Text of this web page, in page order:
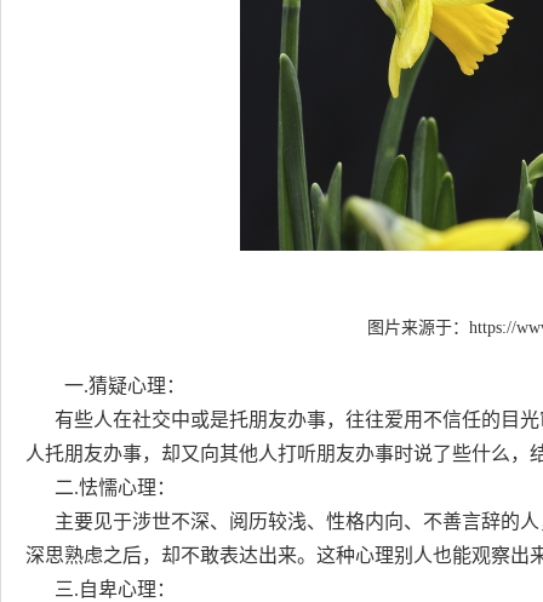
图片来源于： https://
一.猜疑心理：
有些人在社交中或是托朋友办事，往往爱用不信任的目
人托朋友办事，却又向其他人打听朋友办事时说了些什么，
二.怯懦心理：
主要见于涉世不深、阅历较浅、性格内向、不善言辞的
深思熟虑之后，却不敢表达出来。这种心理别人也能观察出
三.自卑心理：